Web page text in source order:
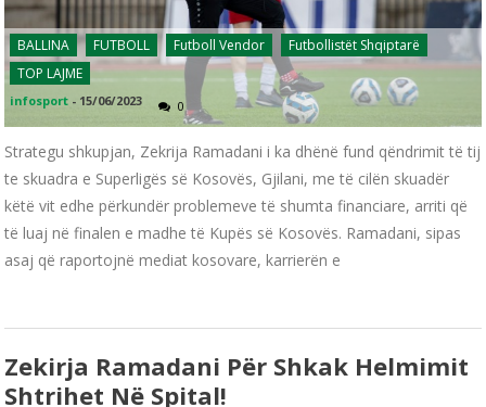
BALLINA FUTBOLL Futboll Vendor
Futbollistët Shqiptarë
TOP LAJME
infosport - 15/06/2023 0
Strategu shkupjan, Zekrija Ramadani i ka dhënë fund qëndrimit të tij
te skuadra e Superligës së Kosovës, Gjilani, me të cilën skuadër
këtë vit edhe përkundër problemeve të shumta financiare, arriti që
të luaj në finalen e madhe të Kupës së Kosovës. Ramadani, sipas
asaj që raportojnë mediat kosovare, karrierën e
Zekirja Ramadani Për Shkak Helmimit
Shtrihet Në Spital!